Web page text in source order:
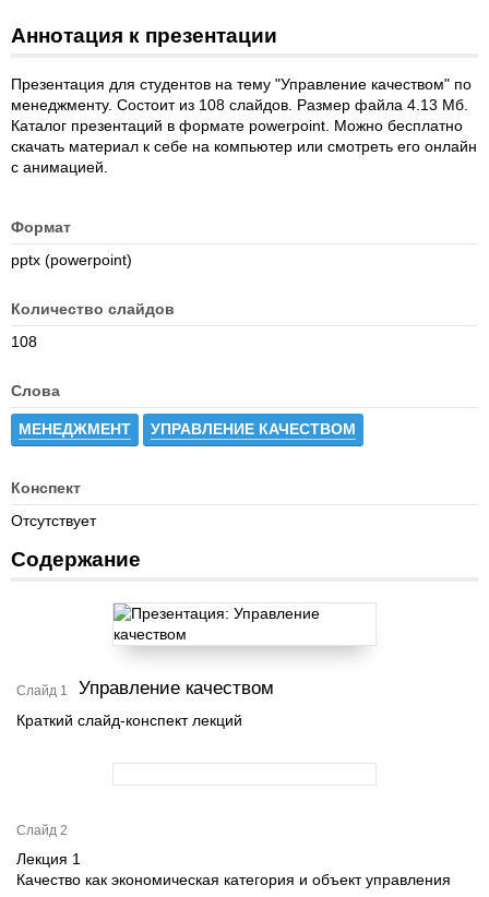
Аннотация к презентации
Презентация для студентов на тему "Управление качеством" по
менеджменту. Состоит из 108 слайдов. Размер файла 4.13 Мб.
Каталог презентаций в формате powerpoint. Можно бесплатно
скачать материал к себе на компьютер или смотреть его онлайн
с анимацией.
Формат
pptx (powerpoint)
Количество слайдов
108
Слова
МЕНЕДЖМЕНТ УПРАВЛЕНИЕ КАЧЕСТВОМ
Конспект
Отсутствует
Содержание
Слайд 1 Управление качеством
Краткий слайд-конспект лекций
Слайд 2
Лекция 1
Качество как экономическая категория и объект управления